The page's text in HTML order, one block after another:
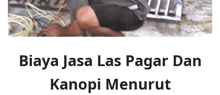
Biaya Jasa Las Pagar Dan
Kanopi Menurut